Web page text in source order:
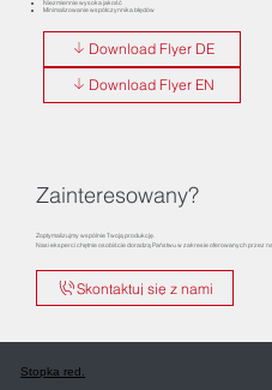
Niezmiennie wysoka jakość
Minimalizowanie współczynnika błędów
Download Flyer DE
Download Flyer EN
Zainteresowany?
Zoptymalizujmy wspólnie Twoją produkcję.
Nasi eksperci chętnie osobiście doradzą Państwu w zakresie oferowanych przez
Skontaktuj się z nami
Stopka red.